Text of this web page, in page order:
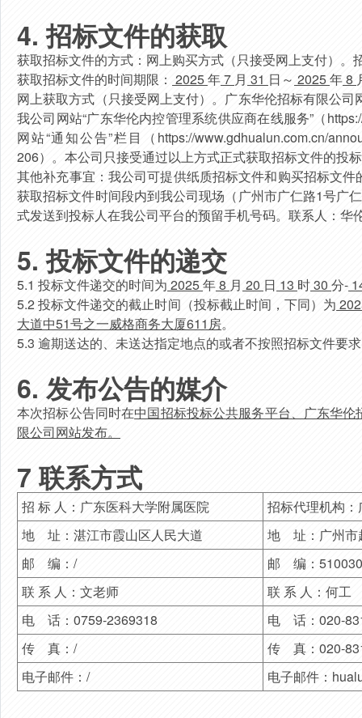
4.招标文件的获取
获取招标文件的方式：网上购买方式（只接受网上支付）。
获取招标文件的时间期限： 2025年7 月 31 日～ 2025年8
网上获取方式（只接受网上支付）。广东华伦招标有限公
我公司网站“广东华伦内控管理系统供应商在线服务”（
网站“通知公告”栏目（https://www.gdhualun.com.cn/
206）。 本公司只接受通过以上方式正式获取招标文件的投
其他补充事宜：我公司可提供纸质招标文件和购买招标文
获取招标文件时间段内到我公司现场（广州市广仁路1号广
式发送到投标人在我公司平台的预留手机号码。联系人： 华
5.投标文件的递交
5.1 投标文件递交的时间为 2025年8 月 20 日 13 时30 分-
5.2投标文件递交的截止时间 （投标截止时间 ，下同） 为
大道中51号之一威格商务大厦611房。
5.3 逾期送达的、未送达指定地点的或者不按照招标文件要
6. 发布公告的媒介
本次招标公告同时在中国招标投标公共服务平台、 广东华伦
限公司网站发布。
7 联系方式
招 标 人：广东医科大学附属医院 招标代理机构：
地
址：湛江市霞山区人民大道 地 址： 广州
邮
编：/ 邮
编：510030
联 系 人： 文老师 联 系 人： 何工
电
话：0759-2369318 电 话： 020-
传
真：/ 传 真： 020-
电子邮件： / 电子邮件：